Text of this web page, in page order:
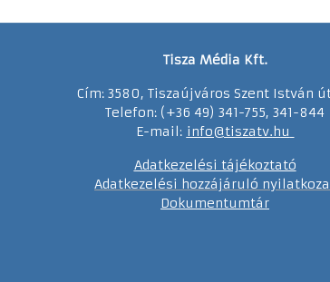
Tisza Média Kft.
Cím: 3580, Tiszaújváros Szent István
Telefon: (+36 49) 341-755, 341-844
E-mail: info@tiszatv.hu
Adatkezelési tájékoztató
Adatkezelési hozzájáruló
Dokumentumtár